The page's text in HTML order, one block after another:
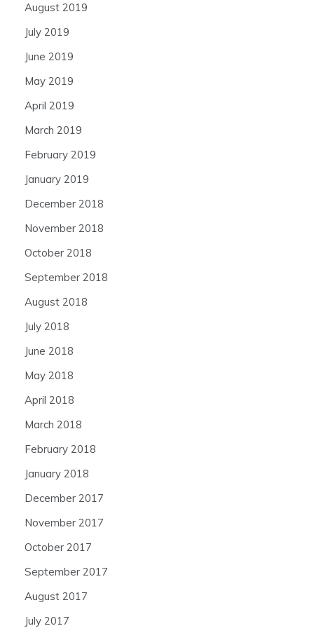
August 2019
July 2019
June 2019
May 2019
April 2019
March 2019
February 2019
January 2019
December 2018
November 2018
October 2018
September 2018
August 2018
July 2018
June 2018
May 2018
April 2018
March 2018
February 2018
January 2018
December 2017
November 2017
October 2017
September 2017
August 2017
July 2017